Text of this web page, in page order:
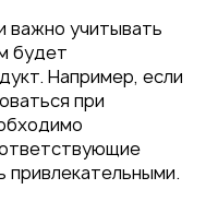
важно учитывать
будет
Например, если
при
привлекательными.